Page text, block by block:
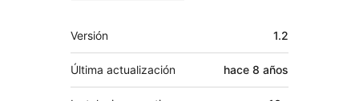
Meta
Versión 1.2
Última actualización hace 8 años